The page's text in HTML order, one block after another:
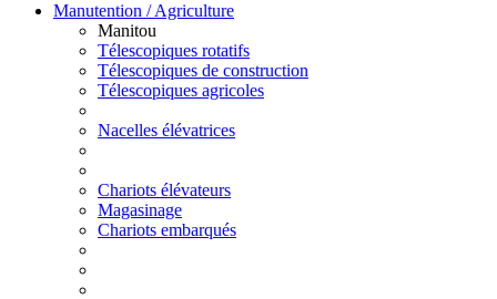
Manutention / Agriculture
Manitou
Télescopiques rotatifs
Télescopiques de construction
Télescopiques agricoles
Nacelles élévatrices
Chariots élévateurs
Magasinage
Chariots embarqués